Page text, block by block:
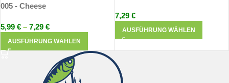
005 - Cheese
5,99 € – 7,29 €
AUSFÜHRUNG WÄHLEN
7,29 €
AUSFÜHRUNG WÄHLEN